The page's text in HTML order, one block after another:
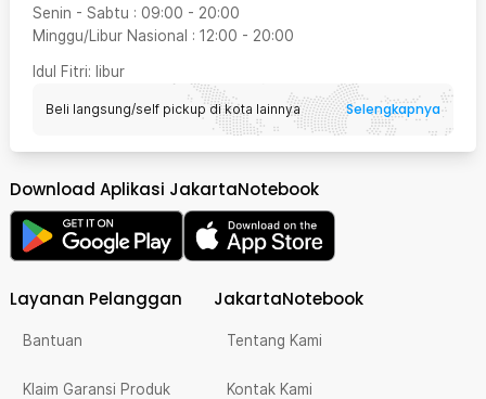
Senin - Sabtu : 09:00 - 20:00
Minggu/Libur Nasional : 12:00 - 20:00
Idul Fitri: libur
Beli langsung/self pickup di kota lainnya Selengkapnya
Download Aplikasi JakartaNotebook
Layanan Pelanggan
Bantuan
Klaim Garansi Produk
JakartaNotebook
Tentang Kami
Kontak Kami